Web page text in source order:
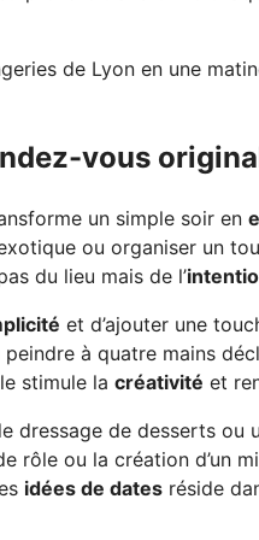
de Lyon en une
vous
un simple soir en
ou organiser un
du lieu mais de l’
et d’ajouter une
à quatre mains
stimule la créativité et
dressage de desserts ou
rôle ou la création d’un
idées de dates réside